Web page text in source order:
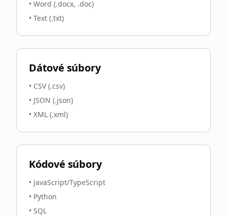
• Word (.docx, .doc)
• Text (.txt)
Dátové súbory
• CSV (.csv)
• JSON (.json)
• XML (.xml)
Kódové súbory
• JavaScript/TypeScript
• Python
• SQL